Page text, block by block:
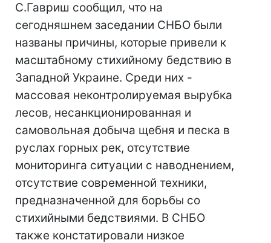
С.Гавриш сообщил, что на
сегодняшнем заседании СНБО были
названы причины, которые привели к
масштабному стихийному бедствию в
Западной Украине. Среди них -
массовая неконтролируемая вырубка
лесов, несанкционированная и
самовольная добыча щебня и песка в
руслах горных рек, отсутствие
мониторинга ситуации с наводнением,
отсутствие современной техники,
предназначенной для борьбы со
стихийными бедствиями. В СНБО
также констатировали низкое